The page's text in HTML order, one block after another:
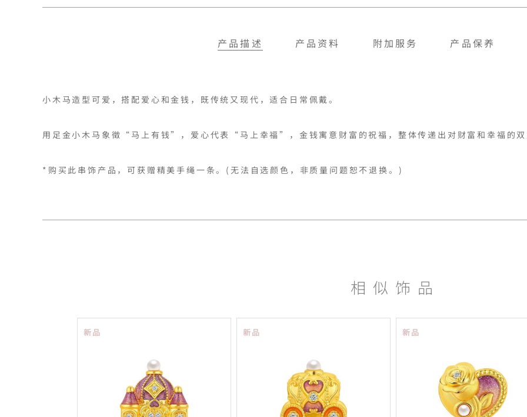
产品描述 产品资料 附加服务 产品保养
小木马造型可爱，搭配爱心和金钱，既传统又现代，适合日常佩戴。
用足金小木马象徵“马上有钱”，爱心代表“马上幸福”，金钱寓意财富的祝福，整体传递出对财富和幸福的
*购买此串饰产品，可获赠精美手绳一条。(无法自选颜色，非质量问题恕不退换。)
相似饰品
新品 新品 新品